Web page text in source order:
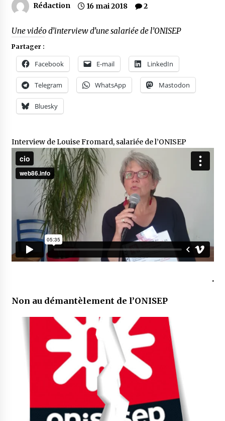
Rédaction 16 mai 2018 2
Une vidéo d’interview d’une salariée de l’ONISEP
Partager :
Facebook E-mail LinkedIn
Telegram WhatsApp Mastodon
Bluesky
Interview de Louise Fromard, salariée de l’ONISEP
.
Non au démantèlement de l’ONISEP